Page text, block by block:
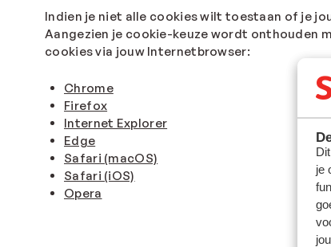
je
Indien je niet alle cookies wilt toestaan of je
Aangezien je cookie-keuze wordt onthouden
cookies via jouw Internetbrowser:
Chrome
Firefox
Internet Explorer
Edge
Safari (macOS)
Safari (iOS)
Opera